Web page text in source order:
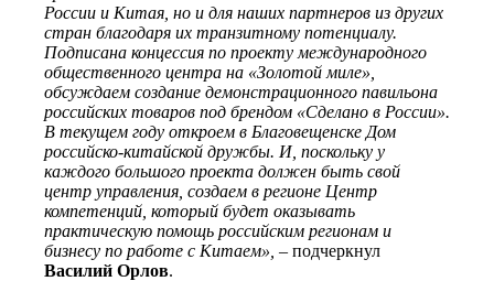
России и Китая, но и для наших партнеров из других
стран благодаря их транзитному потенциалу.
Подписана концессия по проекту международного
общественного центра на «Золотой миле»,
обсуждаем создание демонстрационного павильона
российских товаров под брендом «Сделано в России».
В текущем году откроем в Благовещенске Дом
российско-китайской дружбы. И, поскольку у
каждого большого проекта должен быть свой
центр управления, создаем в регионе Центр
компетенций, который будет оказывать
практическую помощь российским регионам и
бизнесу по работе с Китаем», – подчеркнул
Василий Орлов.